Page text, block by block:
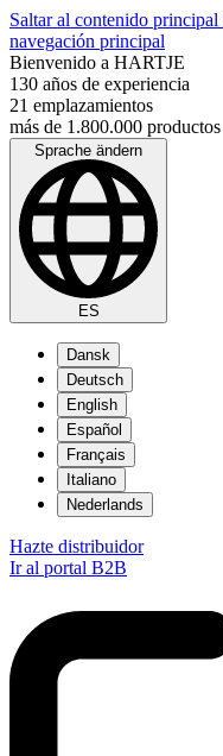
Saltar al contenido principal
navegación principal
Bienvenido a HARTJE
130 años de experiencia
21 emplazamientos
más de 1.800.000 productos
Sprache ändern
ES
Dansk
Deutsch
English
Español
Français
Italiano
Nederlands
Hazte distribuidor
Ir al portal B2B